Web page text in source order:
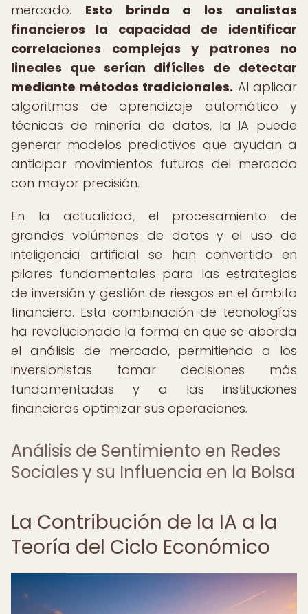
mercado. Esto brinda a los analistas
financieros la capacidad de identificar
correlaciones complejas y patrones no
lineales que serían difíciles de detectar
mediante métodos tradicionales. Al aplicar
algoritmos de aprendizaje automático y
técnicas de minería de datos, la IA puede
generar modelos predictivos que ayudan a
anticipar movimientos futuros del mercado
con mayor precisión.
En la actualidad, el procesamiento de
grandes volúmenes de datos y el uso de
inteligencia artificial se han convertido en
pilares fundamentales para las estrategias
de inversión y gestión de riesgos en el ámbito
financiero. Esta combinación de tecnologías
ha revolucionado la forma en que se aborda
el análisis de mercado, permitiendo a los
inversionistas tomar decisiones más
fundamentadas y a las instituciones
financieras optimizar sus operaciones.
Análisis de Sentimiento en Redes
Sociales y su Influencia en la Bolsa
La Contribución de la IA a la
Teoría del Ciclo Económico